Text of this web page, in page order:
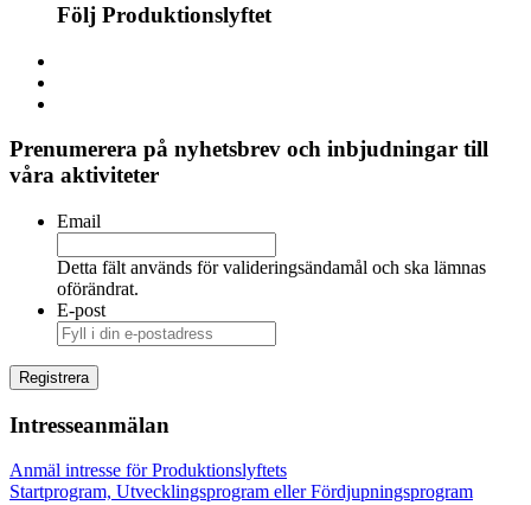
Följ Produktionslyftet
Prenumerera på nyhetsbrev och inbjudningar till
våra aktiviteter
Email
Detta fält används för valideringsändamål och ska lämnas
oförändrat.
E-post
Intresseanmälan
Anmäl intresse för Produktionslyftets
Startprogram, Utvecklingsprogram eller Fördjupningsprogram